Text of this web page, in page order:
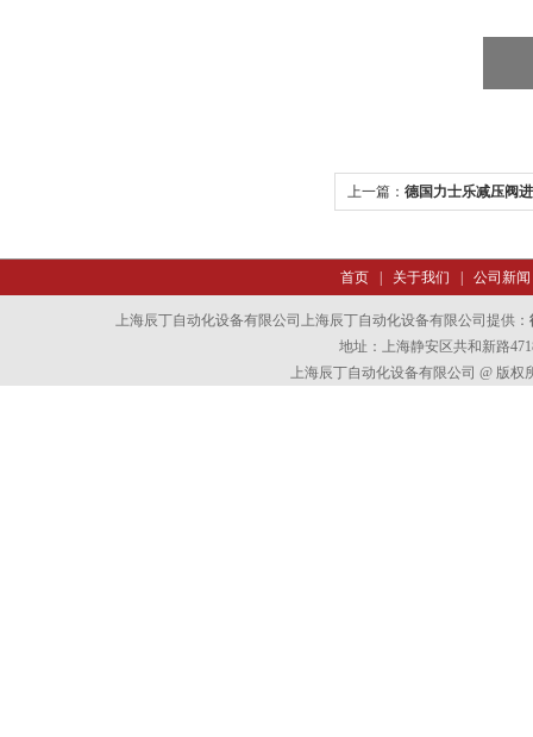
上一篇： 德国力士乐减压阀
首页| 关于我们 公司新闻
上海辰丁自动化设备有限公司上海辰丁自动化设备有限公司提供：
地址：上海静安区共和新路
上海辰丁自动化设备有限公司 @ 版权